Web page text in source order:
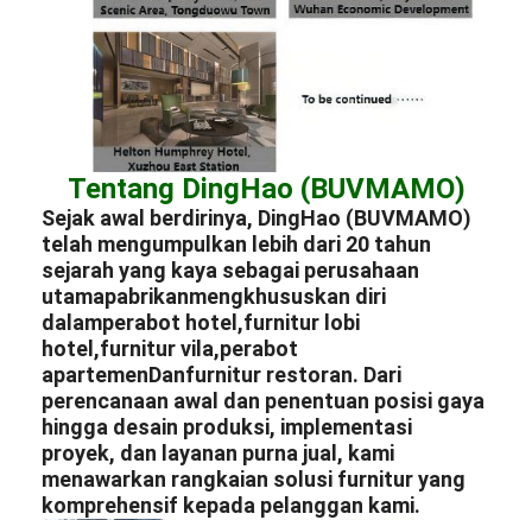
Tentang DingHao (BUVMAMO)
Sejak awal berdirinya, DingHao (BUVMAMO)
telah mengumpulkan lebih dari 20 tahun
sejarah yang kaya sebagai perusahaan
utamapabrikanmengkhususkan diri
dalamperabot hotel ,furnitur lobi
hotel ,furnitur vila,perabot
apartemenDanfurnitur restoran. Dari
perencanaan awal dan penentuan posisi gaya
hingga desain produksi, implementasi
proyek, dan layanan purna jual, kami
menawarkan rangkaian solusi furnitur yang
komprehensif kepada pelanggan kami.